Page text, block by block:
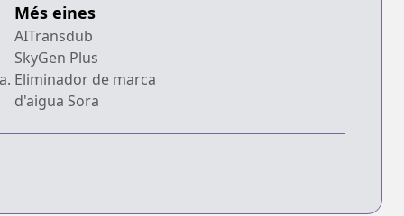
Més eines
AITransdub
SkyGen Plus
Eliminador de marca
d'aigua Sora